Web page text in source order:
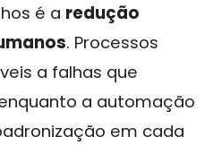
é a redução
. Processos
a falhas que
a automação
em cada